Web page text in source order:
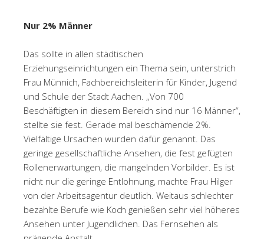
Nur 2% Männer
Das sollte in allen städtischen
Erziehungseinrichtungen ein Thema sein, unterstrich
Frau Münnich, Fachbereichsleiterin für Kinder, Jugend
und Schule der Stadt Aachen. „Von 700
Beschäftigten in diesem Bereich sind nur 16 Männer“,
stellte sie fest. Gerade mal beschämende 2%.
Vielfältige Ursachen wurden dafür genannt. Das
geringe gesellschaftliche Ansehen, die fest gefügten
Rollenerwartungen, die mangelnden Vorbilder. Es ist
nicht nur die geringe Entlohnung, machte Frau Hilger
von der Arbeitsagentur deutlich. Weitaus schlechter
bezahlte Berufe wie Koch genießen sehr viel höheres
Ansehen unter Jugendlichen. Das Fernsehen als